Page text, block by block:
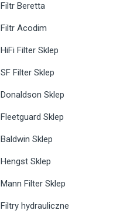
Filtr Beretta
Filtr Acodim
HiFi Filter Sklep
SF Filter Sklep
Donaldson Sklep
Fleetguard Sklep
Baldwin Sklep
Hengst Sklep
Mann Filter Sklep
Filtry hydrauliczne